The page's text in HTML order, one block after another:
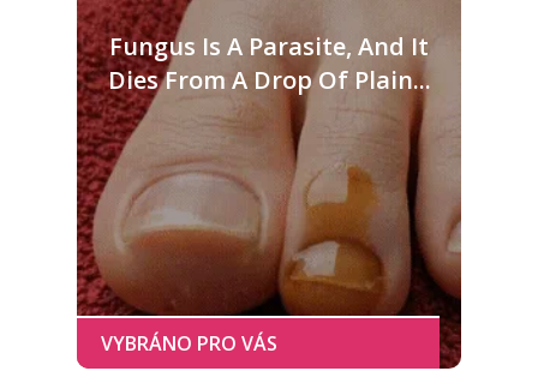
Fungus Is A Parasite, And It
Dies From A Drop Of Plain...